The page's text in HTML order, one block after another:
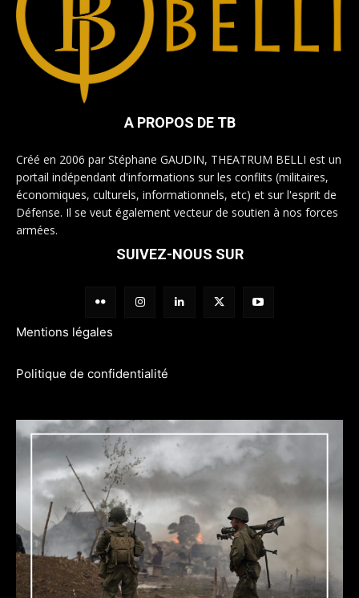
A PROPOS DE TB
Créé en 2006 par Stéphane GAUDIN, THEATRUM BELLI est un
portail indépendant d'informations sur les conflits (militaires,
économiques, culturels, informationnels, etc) et sur l'esprit de
Défense. Il se veut également vecteur de soutien à nos forces
armées.
SUIVEZ-NOUS SUR
Mentions légales
Politique de confidentialité